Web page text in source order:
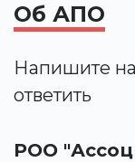
Об АПО
Напишите
ответить
РОО